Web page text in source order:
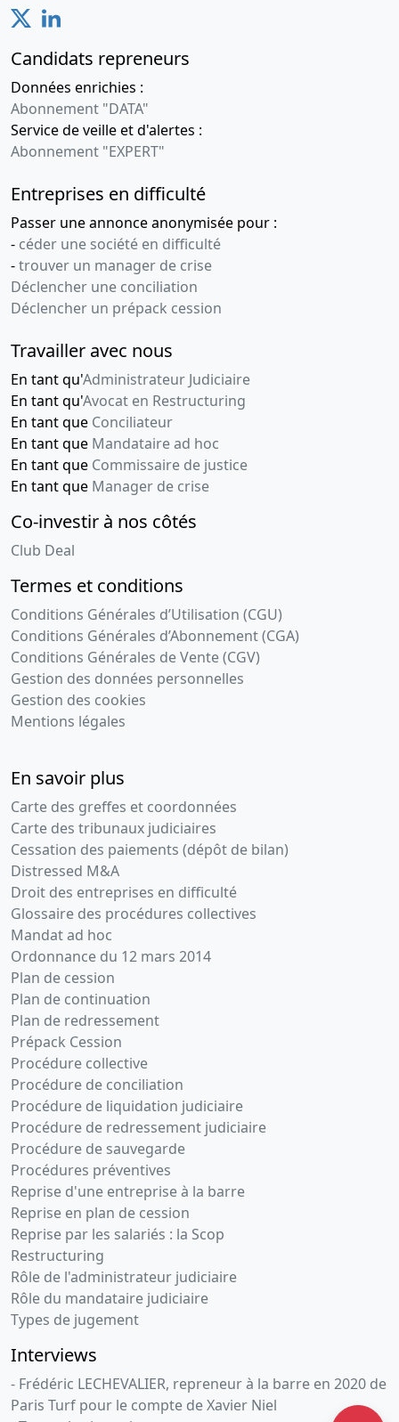
Candidats repreneurs
Données enrichies :
Abonnement "DATA"
Service de veille et d'alertes :
Abonnement "EXPERT"
Entreprises en difficulté
Passer une annonce anonymisée pour :
- céder une société en difficulté
-trouver un manager de crise
Déclencher une conciliation
Déclencher un prépack cession
Travailler avec nous
En tant qu'Administrateur Judiciaire
En tant qu'Avocat en Restructuring
En tant que Conciliateur
En tant que Mandataire ad hoc
En tant que Commissaire de justice
En tant que Manager de crise
Co-investir à nos côtés
Club Deal
Termes et conditions
Conditions Générales d’Utilisation (CGU)
Conditions Générales d’Abonnement (CGA)
Conditions Générales de Vente (CGV)
Gestion des données personnelles
Gestion des cookies
Mentions légales
En savoir plus
Carte des greffes et coordonnées
Carte des tribunaux judiciaires
Cessation des paiements (dépôt de bilan)
Distressed M&A
Droit des entreprises en difficulté
Glossaire des procédures collectives
Mandat ad hoc
Ordonnance du 12 mars 2014
Plan de cession
Plan de continuation
Plan de redressement
Prépack Cession
Procédure collective
Procédure de conciliation
Procédure de liquidation judiciaire
Procédure de redressement judiciaire
Procédure de sauvegarde
Procédures préventives
Reprise d'une entreprise à la barre
Reprise en plan de cession
Reprise par les salariés : la Scop
Restructuring
Rôle de l'administrateur judiciaire
Rôle du mandataire judiciaire
Types de jugement
Interviews
- Frédéric LECHEVALIER, repreneur à la barre en 2020 de
Paris Turf pour le compte de Xavier Niel